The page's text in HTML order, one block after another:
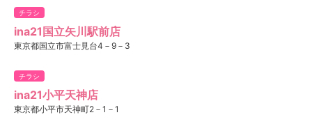
チラシ
ina21国立矢川駅前店
東京都国立市富士見台4－9－3
チラシ
ina21小平天神店
東京都小平市天神町2－1－1